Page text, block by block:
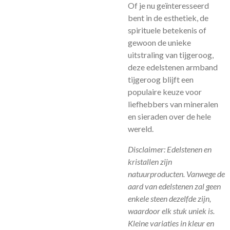
Of je nu geïnteresseerd
bent in de esthetiek, de
spirituele betekenis of
gewoon de unieke
uitstraling van tijgeroog,
deze edelstenen armband
tijgeroog blijft een
populaire keuze voor
liefhebbers van mineralen
en sieraden over de hele
wereld.
Disclaimer: Edelstenen en
kristallen zijn
natuurproducten. Vanwege de
aard van edelstenen zal geen
enkele steen dezelfde zijn,
waardoor elk stuk uniek is.
Kleine variaties in kleur en